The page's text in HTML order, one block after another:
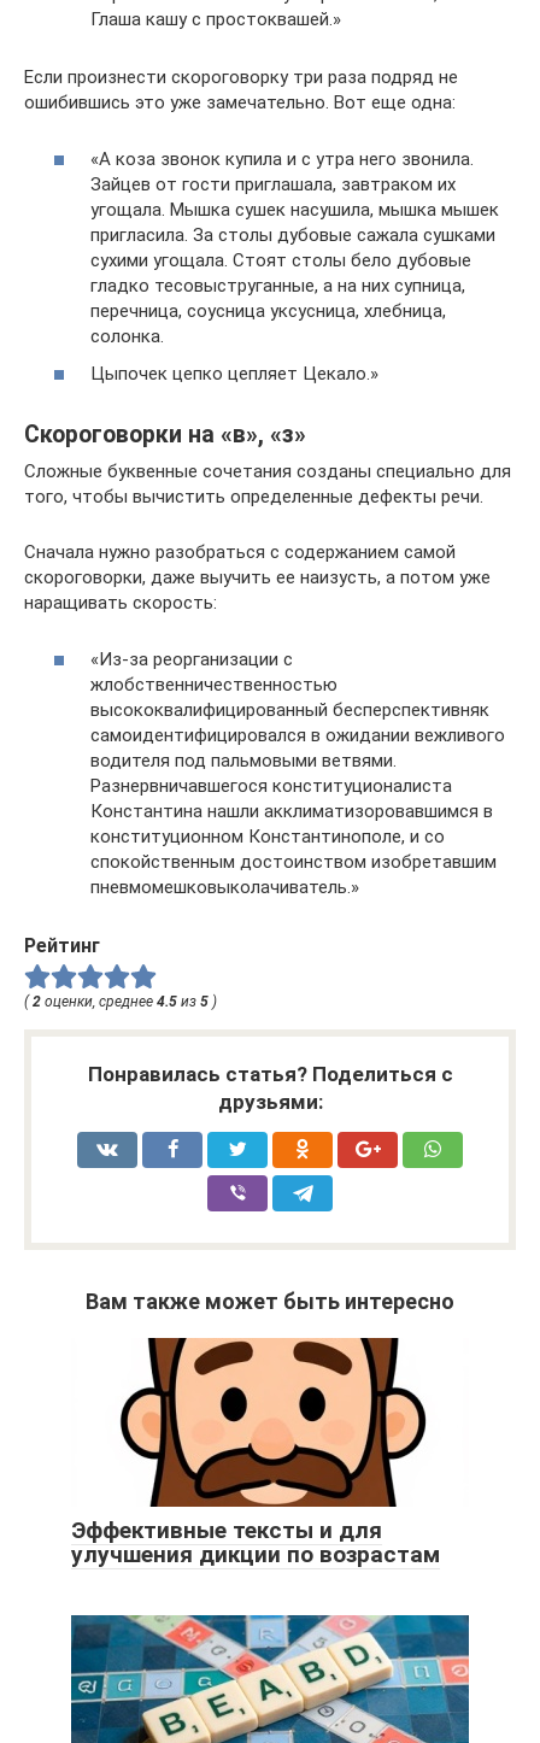
Глаша кашу с простоквашей.»
Если произнести скороговорку три раза подряд не
ошибившись это уже замечательно. Вот еще одна:
«А коза звонок купила и с утра него звонила.
Зайцев от гости приглашала, завтраком их
угощала. Мышка сушек насушила, мышка мышек
пригласила. За столы дубовые сажала сушками
сухими угощала. Стоят столы бело дубовые
гладко тесовыструганные, а на них супница,
перечница, соусница уксусница, хлебница,
солонка.
Цыпочек цепко цепляет Цекало.»
Скороговорки на «в», «з»
Сложные буквенные сочетания созданы специально для
того, чтобы вычистить определенные дефекты речи.
Сначала нужно разобраться с содержанием самой
скороговорки, даже выучить ее наизусть, а потом уже
наращивать скорость:
«Из-за реорганизации с
жлобственничественностью
высококвалифицированный бесперспективняк
самоидентифицировался в ожидании вежливого
водителя под пальмовыми ветвями.
Разнервничавшегося конституционалиста
Константина нашли акклиматизоровавшимся в
конституционном Константинополе, и со
спокойственным достоинством изобретавшим
пневмомешковыколачиватель.»
Рейтинг
( 2 оценки, среднее 4.5 из 5 )
Понравилась статья? Поделиться с
друзьями:
Вам также может быть интересно
Эффективные тексты и для
улучшения дикции по возрастам